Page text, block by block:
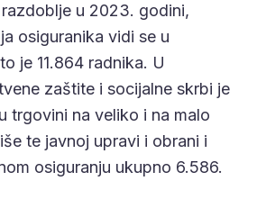
u 2023. godini,
osiguranika vidi se u
je 11.864 radnika. U
zaštite i socijalne skrbi je
trgovini na veliko i na malo
te javnoj upravi i obrani i
osiguranju ukupno 6.586.